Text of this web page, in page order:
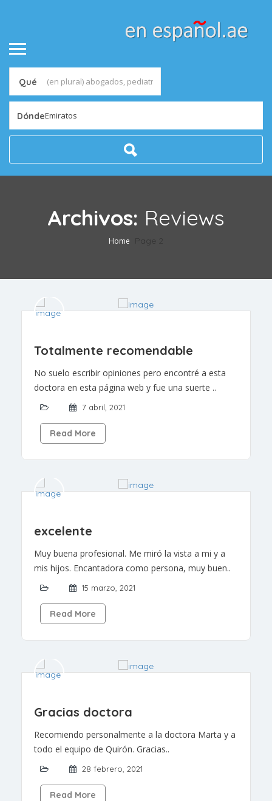
Qué
DóndeEmiratos
Archivos: Reviews
Home Page 2
Totalmente recomendable
No suelo escribir opiniones pero encontré a esta
doctora en esta página web y fue una suerte ..
7 abril, 2021
Read More
excelente
Muy buena profesional. Me miró la vista a mi y a
mis hijos. Encantadora como persona, muy buen..
15 marzo, 2021
Read More
Gracias doctora
Recomiendo personalmente a la doctora Marta y a
todo el equipo de Quirón. Gracias..
28 febrero, 2021
Read More